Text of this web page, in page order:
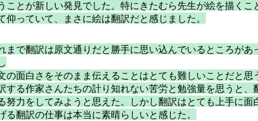
ことが新しい発見でした。特にきたむら先生が絵を描く
仰っていて、まさに絵は翻訳だと感じました。
まで翻訳は原文通りだと勝手に思い込んでいるところが
の面白さをそのまま伝えることはとても難しいことだと
する作家さんたちの計り知れない苦労と勉強量を思うと
努力をしてみようと思えた。しかし翻訳はとても上手に
る翻訳の仕事は本当に素晴らしいと感じた。